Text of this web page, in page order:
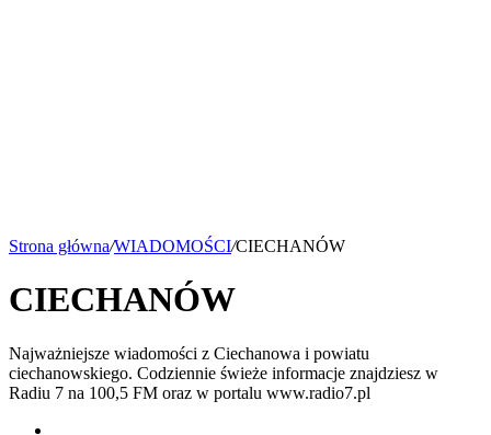
Strona główna/WIADOMOŚCI/CIECHANÓW
CIECHANÓW
Najważniejsze wiadomości z Ciechanowa i powiatu
ciechanowskiego. Codziennie świeże informacje znajdziesz w
Radiu 7 na 100,5 FM oraz w portalu www.radio7.pl